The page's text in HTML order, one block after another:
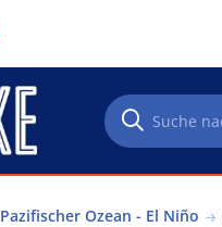
Pazifischer Ozean - El Niño